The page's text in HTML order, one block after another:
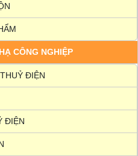
CÔNG NGHIỆP
ĐIỆN
ĐIỆN